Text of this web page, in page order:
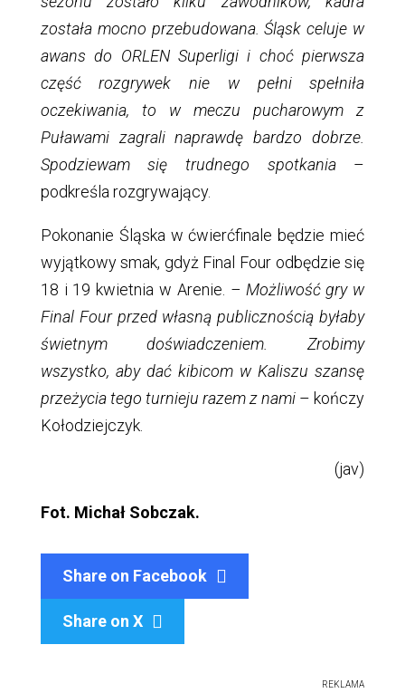
została mocno przebudowana. Śląsk celuje w
awans do ORLEN Superligi i choć pierwsza
część rozgrywek nie w pełni spełniła
oczekiwania, to w meczu pucharowym z
Puławami zagrali naprawdę bardzo dobrze.
Spodziewam się trudnego spotkania–
podkreśla rozgrywający.
Pokonanie Śląska w ćwierćfinale będzie mieć
wyjątkowy smak, gdyż Final Four odbędzie się
18 i 19 kwietnia w Arenie. – Możliwość gry w
Final Four przed własną publicznością byłaby
świetnym doświadczeniem. Zrobimy
wszystko, aby dać kibicom w Kaliszu szansę
przeżycia tego turnieju razem z nami – kończy
Kołodziejczyk.
(jav)
Fot. Michał Sobczak.
Share on Facebook
Share on X 
REKLAMA